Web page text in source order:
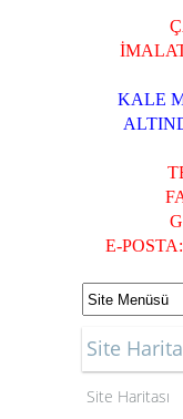
KALE
E-POSTA:
Site
Site Haritası